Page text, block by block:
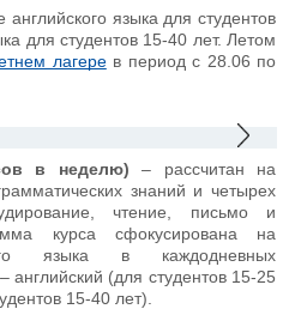
языка для студентов
для студентов 15-40 лет. Летом
лагерев период с 28.06 по
в неделю) – рассчитан на
знаний и четырех
чтение, письмо и
курса сфокусирована на
языка в каждодневных
английский (для студентов 15-25
15-40 лет).